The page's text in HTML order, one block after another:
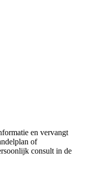
en vervangt
of
consult in de